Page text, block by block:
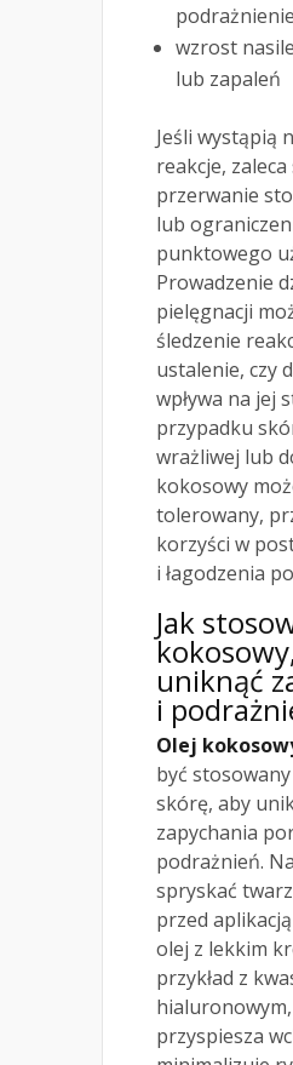
podrażnienie
wzrost
lub zapaleń
Jeśli wystąpią
reakcje, zaleca
przerwanie
lub
punktowego
Prowadzenie
pielęgnacji
śledzenie
ustalenie, czy
wpływa na jej
przypadku
wrażliwej lub
kokosowy
tolerowany,
korzyści w
i łagodzenia
Jak
uniknąć
i
Olej
być
skórę, aby
zapychania
podrażnień.
spryskać
przed
olej z lekkim
przykład z
przyspiesza